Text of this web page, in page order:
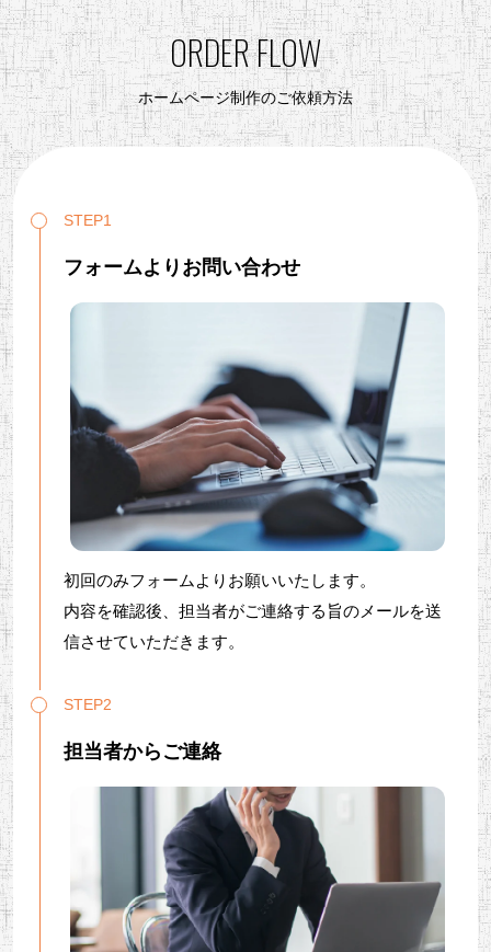
ORDER FLOW
ホームページ制作のご依頼方法
STEP1
フォームよりお問い合わせ
初回のみフォームよりお願いいたします。
内容を確認後、担当者がご連絡する旨のメールを送
信させていただきます。
STEP2
担当者からご連絡